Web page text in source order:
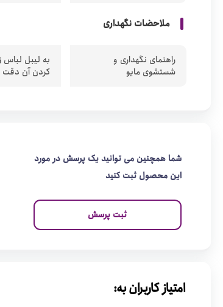
ملاحضات نگهداری
راهنمای نگهداری و
شستشوی مایو
به لیبل لباس
کردن آن دقت
شما همچنین می توانید یک پرسش در مورد
این محصول ثبت کنید
ثبت پرسش
امتیاز کاربران به: